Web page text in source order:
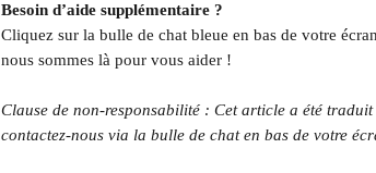
Besoin d’aide supplémentaire ?
Cliquez sur la bulle de chat bleue en bas de votre
nous sommes là pour vous aider !
Clause de non-responsabilité : Cet article a été
contactez-nous via la bulle de chat en bas de votre